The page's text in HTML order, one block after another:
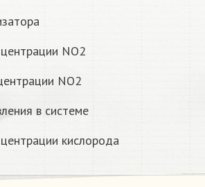
NO2
NO2
в системе
кислорода